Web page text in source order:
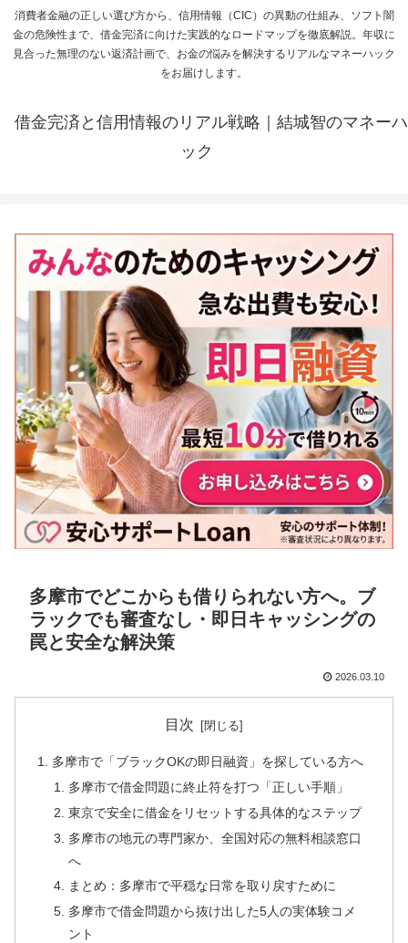
消費者金融の正しい選び方から、信用情報（CIC）の異動の仕組み、ソフト闇
金の危険性まで、借金完済に向けた実践的なロードマップを徹底解説。年収に
見合った無理のない返済計画で、お金の悩みを解決するリアルなマネーハック
をお届けします。
借金完済と信用情報のリアル戦略｜結城智のマネーハ
ック
多摩市でどこからも借りられない方へ。ブ
ラックでも審査なし・即日キャッシングの
罠と安全な解決策
2026.03.10
目次
多摩市で「ブラックOKの即日融資」を探している方へ
多摩市で借金問題に終止符を打つ「正しい手順」
東京で安全に借金をリセットする具体的なステップ
多摩市の地元の専門家か、全国対応の無料相談窓口
へ
まとめ：多摩市で平穏な日常を取り戻すために
多摩市で借金問題から抜け出した5人の実体験コメ
ント